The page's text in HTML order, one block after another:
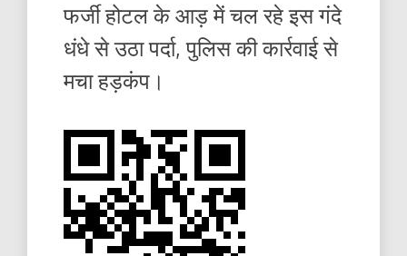
फर्जी होटल के आड़ में चल रहे इस गंदे
धंधे से उठा पर्दा, पुलिस की कार्रवाई से
मचा हड़कंप।